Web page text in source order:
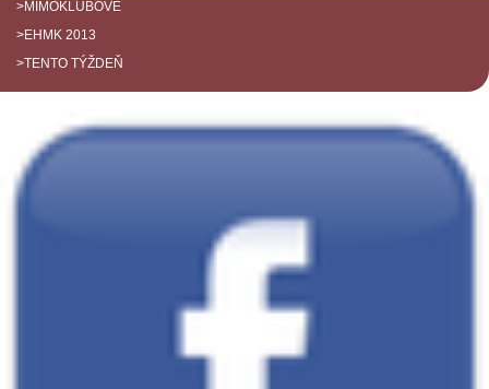
>MIMOKLUBOVÉ
>EHMK 2013
>TENTO TÝŽDEŇ